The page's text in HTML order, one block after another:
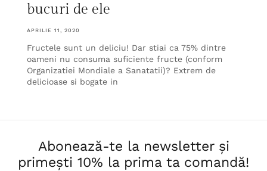
bucuri de ele
APRILIE 11, 2020
Fructele sunt un deliciu! Dar stiai ca 75% dintre
oameni nu consuma suficiente fructe (conform
Organizatiei Mondiale a Sanatatii)? Extrem de
delicioase si bogate in
Abonează-te la newsletter și
primești 10% la prima ta comandă!